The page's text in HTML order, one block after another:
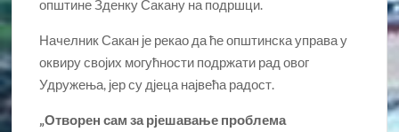
општине Зденку Сакану на подршци.
Начелник Сакан је рекао да ће општинска управа у
оквиру својих могућности подржати рад овог
Удружења, јер су дјеца највећа радост.
„Отворен сам за рјешавање проблема